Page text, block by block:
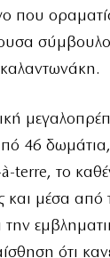
που
46 δωμάτια,
terre, το
μέσα από
ότι